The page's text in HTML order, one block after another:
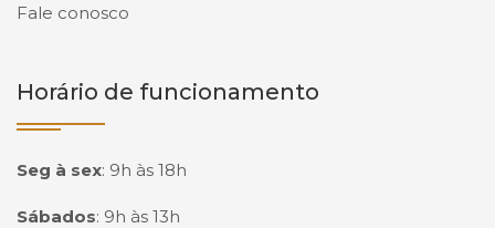
Fale conosco
Horário de funcionamento
Seg à sex: 9h às 18h
Sábados: 9h às 13h